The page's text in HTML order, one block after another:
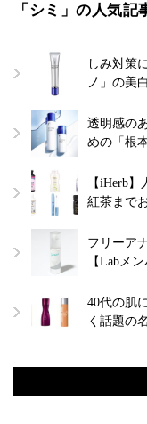
「シミ」の人気記
しみ対策
ノ」の美
透明感の
めの「根
【iHerb
紅茶まで
フリーア
【Labメ
40代の肌
く話題の